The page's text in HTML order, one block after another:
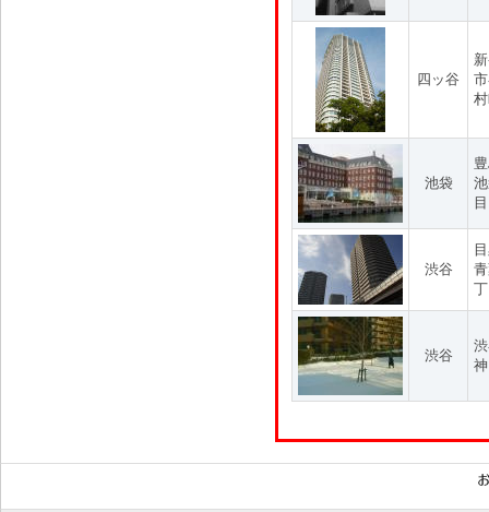
四ッ谷
池袋
渋谷
渋谷